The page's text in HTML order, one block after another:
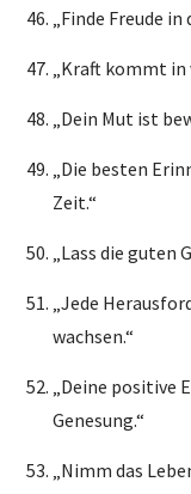
„Finde Freude
„Kraft kommt in
„Dein Mut ist
„Die besten
Zeit.“
„Lass die guten
„Jede
wachsen.“
„Deine positive
Genesung.“
„Nimm das